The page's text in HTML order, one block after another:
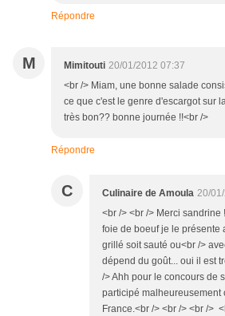
Répondre
M Mimitouti 20/01/2012 07:37
<br /> Miam, une bonne salade
ce que c'est le genre d'escargot sur
très bon?? bonne journée !!<br />
Répondre
C Culinaire de Amoula 20/
<br /> <br /> Merci sandrine
foie de boeuf je le présente
grillé soit sauté ou<br />
dépend du goût... oui il est
/> Ahh pour le concours de
participé malheureusement
France.<br /> <br /> <br />